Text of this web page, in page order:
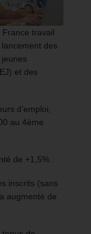
France travail
des
et des
d’emploi,
au 4ème
de +1,5%.
inscrits (sans
augmenté de